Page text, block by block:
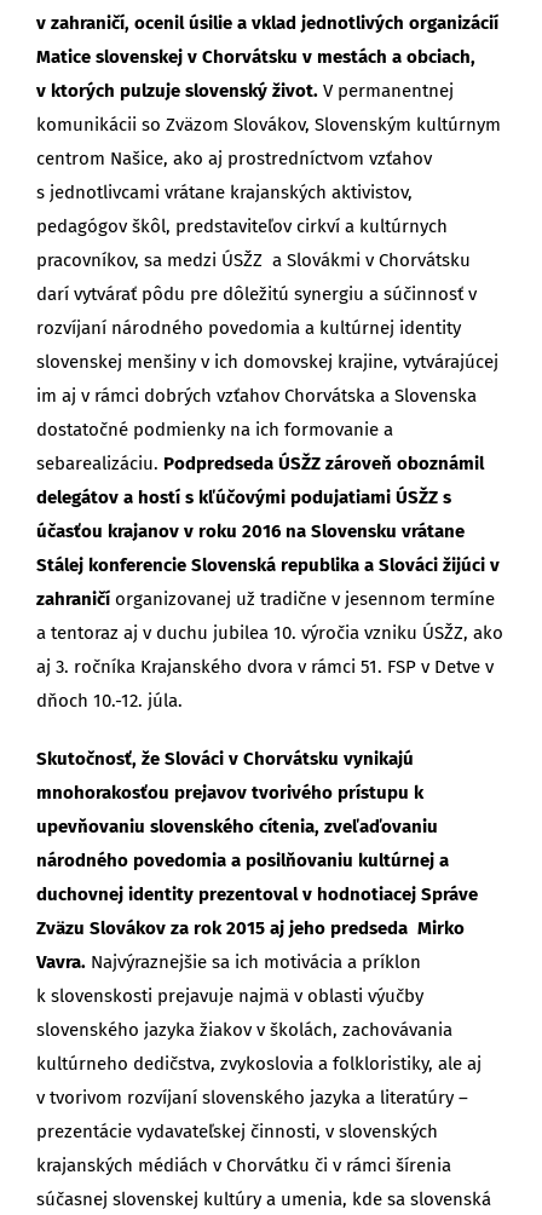
v zahraničí, ocenil úsilie a vklad jednotlivých organizácií
Matice slovenskej v Chorvátsku v mestách a obciach,
v ktorých pulzuje slovenský život. V permanentnej
komunikácii so Zväzom Slovákov, Slovenským kultúrnym
centrom Našice, ako aj prostredníctvom vzťahov
s jednotlivcami vrátane krajanských aktivistov,
pedagógov škôl, predstaviteľov cirkví a kultúrnych
pracovníkov, sa medzi ÚSŽZ a Slovákmi v Chorvátsku
darí vytvárať pôdu pre dôležitú synergiu a súčinnosť v
rozvíjaní národného povedomia a kultúrnej identity
slovenskej menšiny v ich domovskej krajine, vytvárajúcej
im aj v rámci dobrých vzťahov Chorvátska a Slovenska
dostatočné podmienky na ich formovanie a
sebarealizáciu. Podpredseda ÚSŽZ zároveň oboznámil
delegátov a hostí s kľúčovými podujatiami ÚSŽZ s
účasťou krajanov v roku 2016 na Slovensku vrátane
Stálej konferencie Slovenská republika a Slováci žijúci v
zahraničí organizovanej už tradične v jesennom termíne
a tentoraz aj v duchu jubilea 10. výročia vzniku ÚSŽZ, ako
aj 3. ročníka Krajanského dvora v rámci 51. FSP v Detve v
dňoch 10.-12. júla.
Skutočnosť, že Slováci v Chorvátsku vynikajú
mnohorakosťou prejavov tvorivého prístupu k
upevňovaniu slovenského cítenia, zveľaďovaniu
národného povedomia a posilňovaniu kultúrnej a
duchovnej identity prezentoval v hodnotiacej Správe
Zväzu Slovákov za rok 2015 aj jeho predseda Mirko
Vavra. Najvýraznejšie sa ich motivácia a príklon
k slovenskosti prejavuje najmä v oblasti výučby
slovenského jazyka žiakov v školách, zachovávania
kultúrneho dedičstva, zvykoslovia a folkloristiky, ale aj
v tvorivom rozvíjaní slovenského jazyka a literatúry –
prezentácie vydavateľskej činnosti, v slovenských
krajanských médiách v Chorvátku či v rámci šírenia
súčasnej slovenskej kultúry a umenia, kde sa slovenská